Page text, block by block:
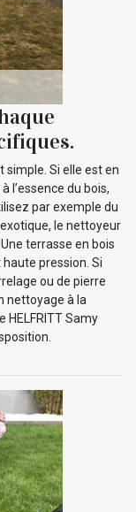
simple. Si elle est en
l’essence du bois,
par exemple du
le nettoyeur
terrasse en bois
pression. Si
ou de pierre
nettoyage à la
HELFRITT Samy